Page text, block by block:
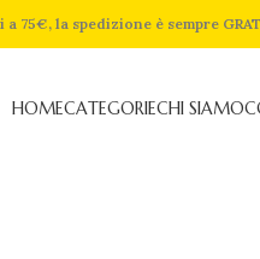
75€, la spedizione è sempre
HOMECATEGORIECHI SIAMO